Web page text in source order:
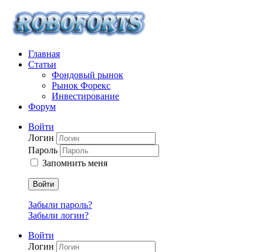
Главная
Статьи
Фондовый рынок
Рынок Форекс
Инвестирование
Форум
Войти
Логин
Пароль
Запомнить меня
Войти
Забыли пароль?
Забыли логин?
Войти
Логин